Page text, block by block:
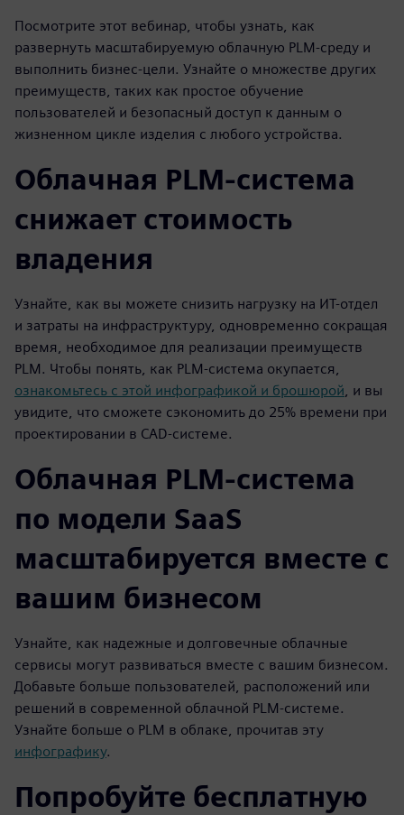
Посмотрите этот вебинар, чтобы узнать, как
развернуть масштабируемую облачную PLM-среду и
выполнить бизнес-цели. Узнайте о множестве других
преимуществ, таких как простое обучение
пользователей и безопасный доступ к данным о
жизненном цикле изделия с любого устройства.
Облачная PLM-система
снижает стоимость
владения
Узнайте, как вы можете снизить нагрузку на ИТ-отдел
и затраты на инфраструктуру, одновременно сокращая
время, необходимое для реализации преимуществ
PLM. Чтобы понять, как PLM-система окупается,
ознакомьтесь с этой инфографикой и брошюрой , и вы
увидите, что сможете сэкономить до 25% времени при
проектировании в CAD-системе.
Облачная PLM-система
по модели SaaS
масштабируется вместе с
вашим бизнесом
Узнайте, как надежные и долговечные облачные
сервисы могут развиваться вместе с вашим бизнесом.
Добавьте больше пользователей, расположений или
решений в современной облачной PLM-системе.
Узнайте больше о PLM в облаке, прочитав эту
инфографику.
Попробуйте бесплатную